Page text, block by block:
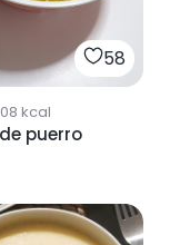
58
kcal
puerro